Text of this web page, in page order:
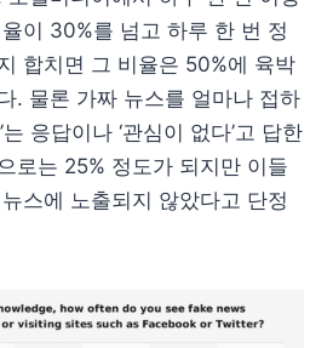
이 30%를 넘고 하루 한 번 정
합치면 그 비율은 50%에 육박
. 물론 가짜 뉴스를 얼마나 접하
응답이나 ‘관심이 없다’고 답한
로는 25% 정도가 되지만 이들
스에 노출되지 않았다고 단정